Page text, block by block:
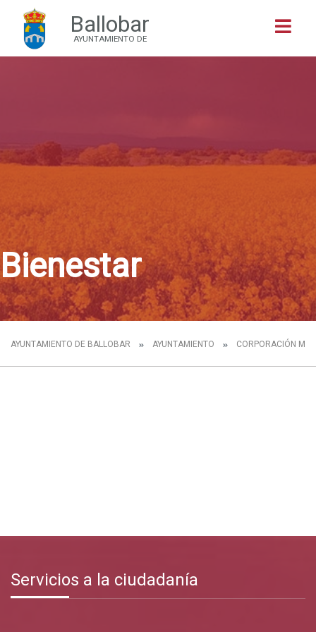
Ballobar
AYUNTAMIENTO DE
Bienestar
AYUNTAMIENTO DE BALLOBAR AYUNTAMIENTO CORPORACIÓN
Servicios a la ciudadanía